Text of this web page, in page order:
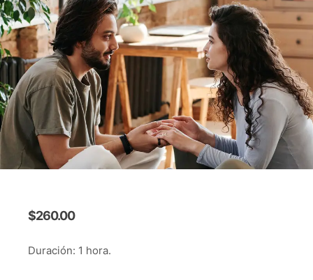
$260.00
Duración: 1 hora.